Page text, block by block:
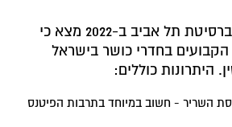
מחקר שנערך באוניברסיטת תל אביב ב-2022 מצא כי
הקבועים בחדרי כושר בישראל
היתרונות כוללים:
השריר - חשוב במיוחד בתרבות הפיטנס